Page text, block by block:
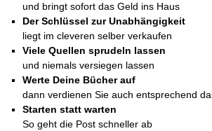
und bringt sofort das Geld ins Haus
Der Schlüssel zur Unabhängigkeit
liegt im cleveren selber verkaufen
Viele Quellen sprudeln lassen
und niemals versiegen lassen
Werte Deine Bücher auf
dann verdienen Sie auch entsprechend
Starten statt warten
So geht die Post schneller ab